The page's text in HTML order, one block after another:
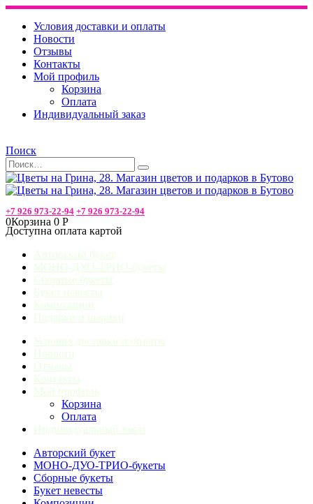
Условия доставки и оплаты
Новости
Отзывы
Контакты
Мой профиль
Корзина
Оплата
Индивидуальный заказ
Поиск
+7 926 973-22-94 +7 926 973-22-94
0Корзина 0 Р
Доступна оплата картой
Авторский букет
МОНО-ДУО-ТРИО-букеты
Сборные букеты
Букет невесты
Композиции
Подарки и шарики
Условия доставки и оплаты
Новости
Отзывы
Контакты
Мой профиль
Корзина
Оплата
Индивидуальный заказ
Авторский букет
МОНО-ДУО-ТРИО-букеты
Сборные букеты
Букет невесты